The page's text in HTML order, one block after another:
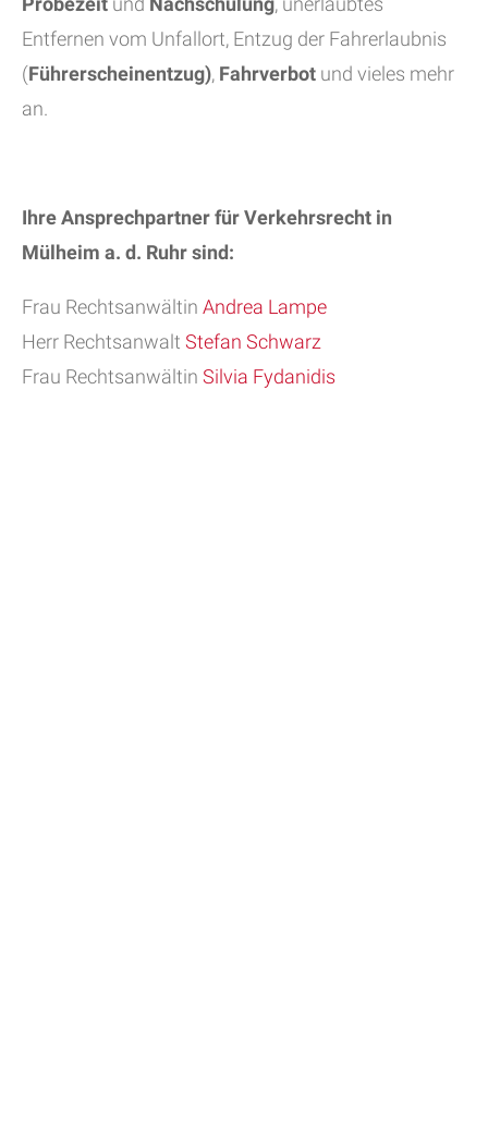
Entfernen vom Unfallort, Entzug der Fahrerlaubnis
(Führerscheinentzug), Fahrverbot und vieles mehr
an.
Ihre Ansprechpartner für Verkehrsrecht in
Mülheim a. d. Ruhrsind:
Frau Rechtsanwältin Andrea Lampe
Herr Rechtsanwalt Stefan Schwarz
Frau Rechtsanwältin Silvia Fydanidis